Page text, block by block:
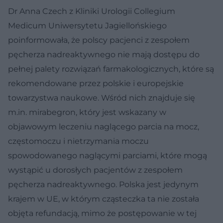
Dr Anna Czech z Kliniki Urologii Collegium
Medicum Uniwersytetu Jagiellońskiego
poinformowała, że polscy pacjenci z zespołem
pęcherza nadreaktywnego nie mają dostępu do
pełnej palety rozwiązań farmakologicznych, które są
rekomendowane przez polskie i europejskie
towarzystwa naukowe. Wśród nich znajduje się
m.in. mirabegron, który jest wskazany w
objawowym leczeniu naglącego parcia na mocz,
częstomoczu i nietrzymania moczu
spowodowanego naglącymi parciami, które mogą
wystąpić u dorosłych pacjentów z zespołem
pęcherza nadreaktywnego. Polska jest jedynym
krajem w UE, w którym cząsteczka ta nie została
objęta refundacją, mimo że postępowanie w tej